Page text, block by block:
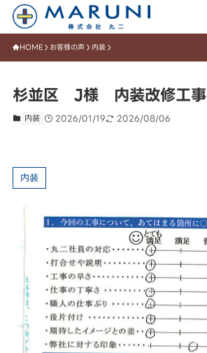
HOME お客様の声 内装
杉並区 J様 内装改修工事
内装 2026/01/19 2026/08/06
内装